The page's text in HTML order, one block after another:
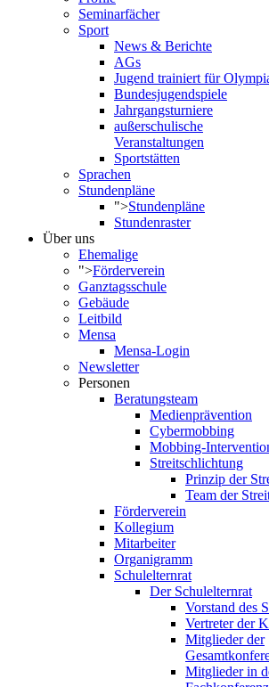
Seminarfächer
Sport
News & Berichte
AGs
Jugend trainiert für
Bundesjugendspiele
Jahrgangsturniere
außerschulische
Veranstaltungen
Sportstätten
Sprachen
Stundenpläne
">Stundenpläne
Stundenraster
Über uns
Ehemalige
">Förderverein
Ganztagsschule
Gebäude
Leitbild
Mensa
Mensa-Login
Newsletter
Personen
Beratungsteam
Medienprävention
Cybermobbing
Mobbing-
Streitschlichtung
Prinzip der
Team der
Förderverein
Kollegium
Mitarbeiter
Organigramm
Schulelternrat
Der Schulelternrat
Vorstand des
Vertreter der
Mitglieder der
Mitglieder in